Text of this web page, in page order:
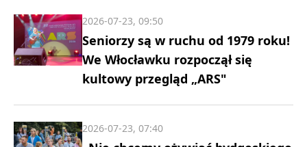
Seniorzy są w ruchu od 1979 roku!
We Włocławku rozpoczął się
kultowy przegląd „ARS"
2026-07-23, 09:50
2026-07-23, 07:40